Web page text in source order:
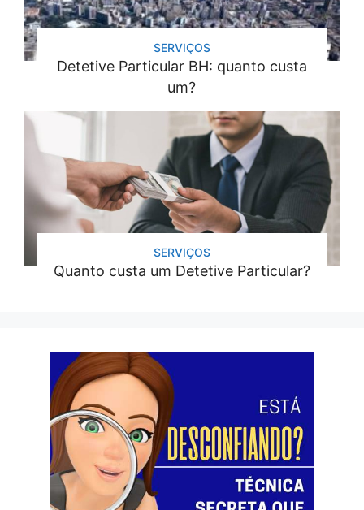
SERVIÇOS
Detetive Particular BH: quanto custa
um?
SERVIÇOS
Quanto custa um Detetive Particular?